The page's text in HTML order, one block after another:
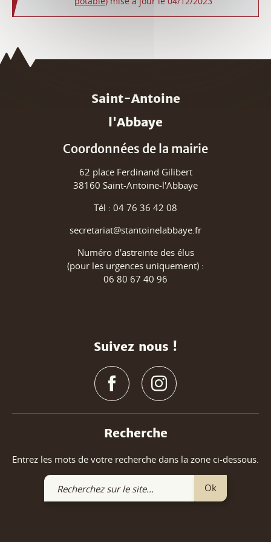
Saint-Antoine
l'Abbaye
Coordonnées de la mairie
62 place Ferdinand Gilibert
38160 Saint-Antoine-l'Abbaye
Tél : 04 76 36 42 08
secretariat@stantoinelabbaye.fr
Numéro d'astreinte des élus
(pour les urgences uniquement) :
06 80 67 40 96
Suivez nous !
Recherche
Entrez les mots de votre recherche dans la zone ci-dessous.
Recherchez
sur
Ok